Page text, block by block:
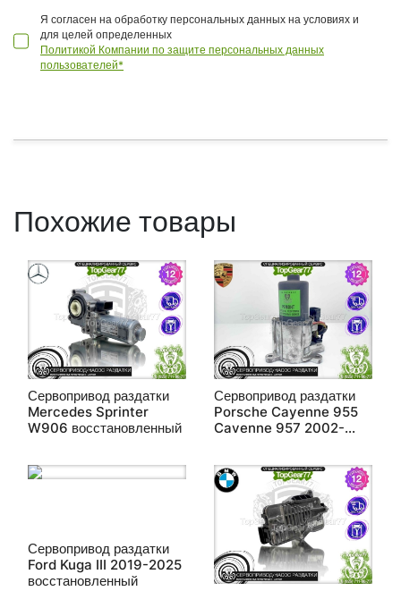
Я согласен на обработку персональных данных на условиях и
для целей определенных
Политикой Компании по защите персональных данных
пользователей*
Похожие товары
Сервопривод раздатки
Mercedes Sprinter
W906 восстановленный
Сервопривод раздатки
Porsche Cayenne 955
Cayenne 957 2002-
Сервопривод раздатки
Ford Kuga III 2019-2025
восстановленный